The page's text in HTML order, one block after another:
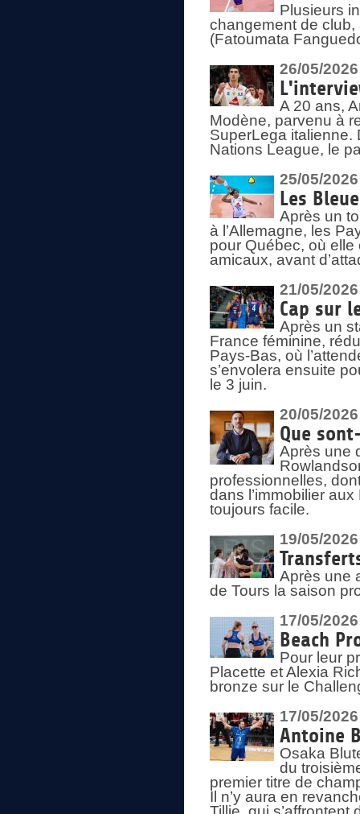
Plusieurs
changement de
(Fatoumata
26/05/2026
A 20 ans,
Modène, parvenu à
SuperLega italienne.
Nations League, le
25/05/2026
Les
Après un
à l’Allemagne, les
pour Québec, où
amicaux, avant
21/05/2026
Cap sur
Après un
France féminine,
Pays-Bas, où
s’envolera ensuite
le 3 juin.
20/05/2026
Que
Après une
professionnelles,
dans l’immobilier
toujours facile.
19/05/2026
Après une
de Tours la saison
17/05/2026
Beach
Pour leur
Placette et Alexia
bronze sur le
17/05/2026
Antoine
Osaka
du
premier titre de
Il n’y aura en